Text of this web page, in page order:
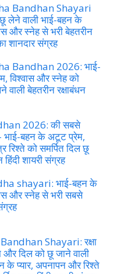
Bandhan Shayari
लेने वाली भाई-बहन के
और स्नेह से भरी बेहतरीन
शानदार संग्रह
Bandhan 2026: भाई-
विश्वास और स्नेह को
वाली बेहतरीन रक्षाबंधन
2026: की सबसे
भाई-बहन के अटूट प्रेम,
रिश्ते को समर्पित दिल छू
शायरी संग्रह
shayari: भाई-बहन के
और स्नेह से भरी सबसे
Shayari: रक्षा
और दिल को छू जाने वाली
के प्यार, अपनापन और रिश्ते